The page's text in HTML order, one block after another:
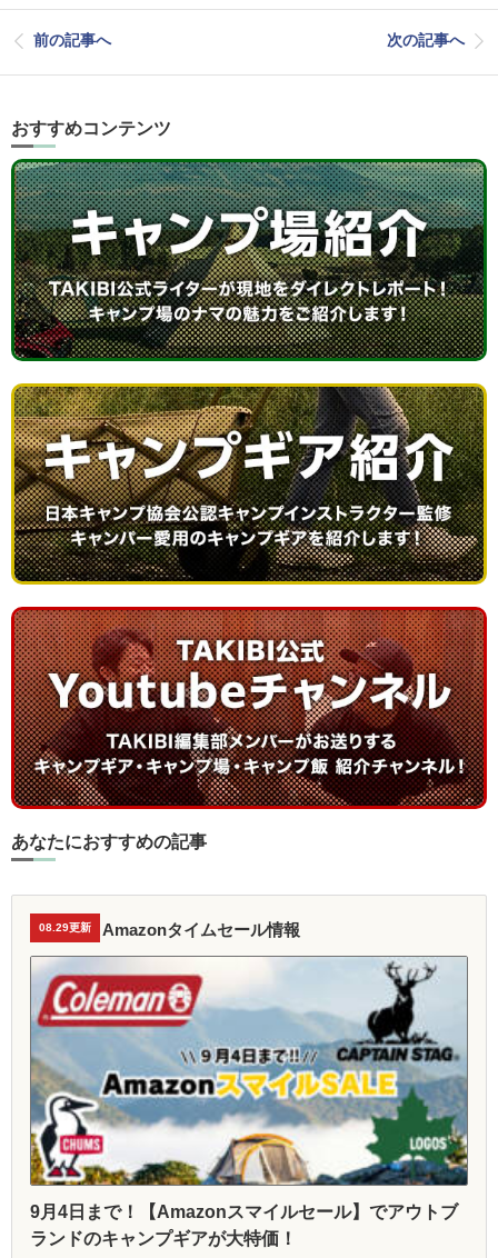
前の記事へ 次の記事へ
おすすめコンテンツ
あなたにおすすめの記事
08.29更新 Amazonタイムセール情報
9月4日まで！【Amazonスマイルセール】でアウトブ
ランドのキャンプギアが大特価！